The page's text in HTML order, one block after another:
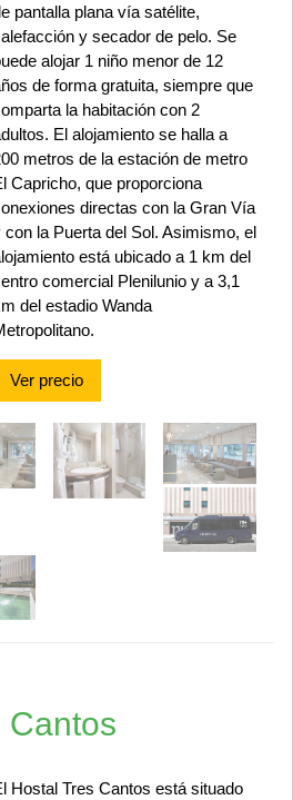
pantalla plana vía satélite,
y secador de pelo. Se
alojar 1 niño menor de 12
de forma gratuita, siempre que
la habitación con 2
El alojamiento se halla a
metros de la estación de metro
Capricho, que proporciona
directas con la Gran Vía
con la Puerta del Sol. Asimismo, el
está ubicado a 1 km del
comercial Plenilunio y a 3,1
del estadio Wanda
Ver precio
Cantos
Hostal Tres Cantos está situado